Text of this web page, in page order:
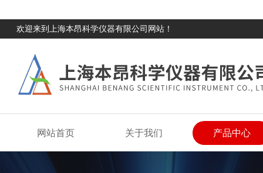
欢迎来到上海本昂科学仪器有限公司网站！
网站首页 关于我们 产品中心